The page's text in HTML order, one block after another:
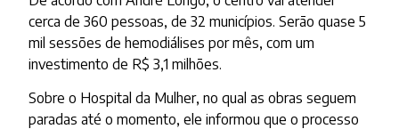
cerca de 360 pessoas, de 32 municípios. Serão quase 5
mil sessões de hemodiálises por mês, com um
investimento de R$ 3,1 milhões.
Sobre o Hospital da Mulher, no qual as obras seguem
paradas até o momento, ele informou que o processo